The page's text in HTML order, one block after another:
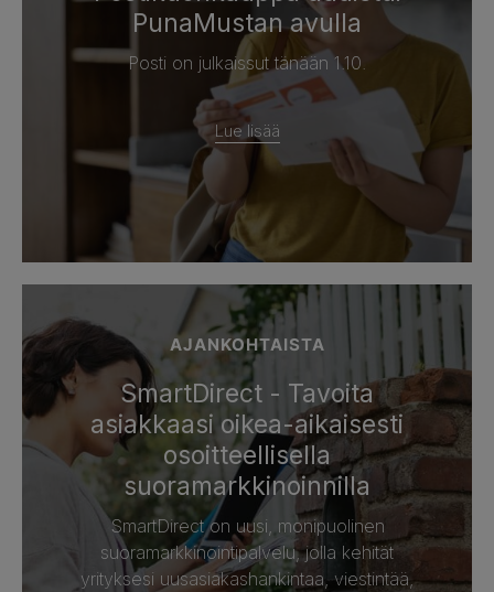
PunaMustan avulla
Posti on julkaissut tänään 1.10.
Lue lisää
AJANKOHTAISTA
SmartDirect - Tavoita
asiakkaasi oikea-aikaisesti
osoitteellisella
suoramarkkinoinnilla
SmartDirect on uusi, monipuolinen
suoramarkkinointipalvelu, jolla kehität
yrityksesi uusasiakashankintaa, viestintää,